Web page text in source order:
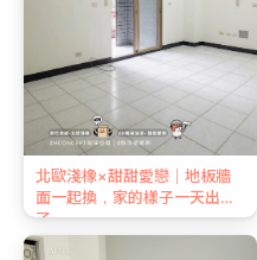
北歐淺橡×甜甜愛戀｜地板牆
面一起換，家的樣子一天出來
了